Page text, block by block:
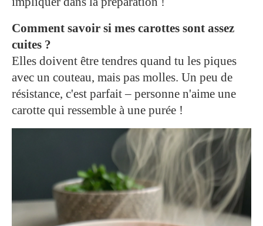
Comment savoir si mes carottes sont assez
cuites ?
Elles doivent être tendres quand tu les piques
avec un couteau, mais pas molles. Un peu de
résistance, c'est parfait – personne n'aime une
carotte qui ressemble à une purée !